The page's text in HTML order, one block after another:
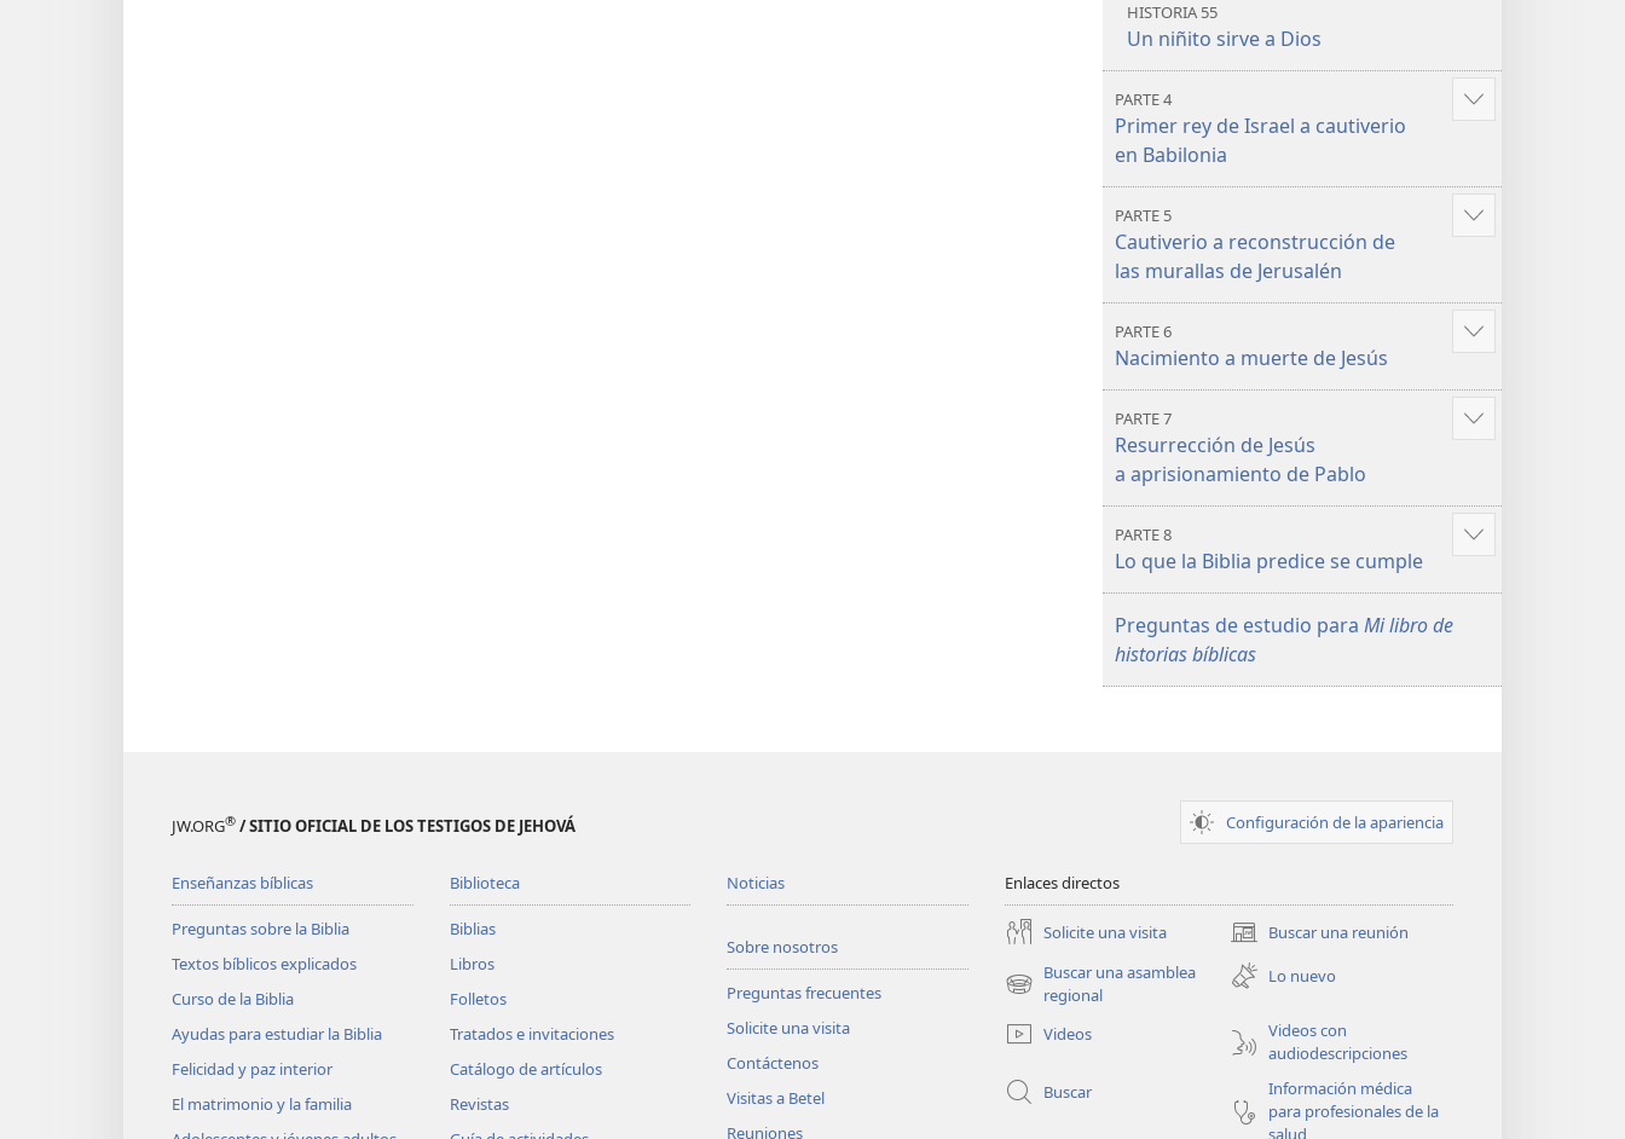
HISTORIA 55
Un niñito sirve a Dios
PARTE 4
Primer rey de Israel a cautiverio
en Babilonia
Mostrar
PARTE 5
Cautiverio a reconstrucción de
las murallas de Jerusalén
Mostrar
PARTE 6
Nacimiento a muerte de Jesús
Mostrar
PARTE 7
Resurrección de Jesús
a aprisionamiento de Pablo
Mostrar
PARTE 8
Lo que la Biblia predice se cumple
Mostrar
Preguntas de estudio para Mi libro de
historias bíblicas
JW.ORG® / SITIO OFICIAL DE LOS TESTIGOS DE JEHOVÁ Configuración de la apariencia
Enseñanzas bíblicas
Preguntas sobre la Biblia
Textos bíblicos explicados
Curso de la Biblia
Ayudas para estudiar la Biblia
Felicidad y paz interior
El matrimonio y la familia
Biblioteca
Biblias
Libros
Folletos
Tratados e invitaciones
Catálogo de artículos
Revistas
Noticias
Sobre nosotros
Preguntas frecuentes
Solicite una visita
Contáctenos
Visitas a Betel
Reuniones
Enlaces directos
Solicite una visita Buscar una reunión
(abre
una
nueva
Buscar una asamblea
regional
(abre
nueva
Lo nuevo
Videos
Videos con
audiodescripciones
Buscar
Información médica
para profesionales de la
salud